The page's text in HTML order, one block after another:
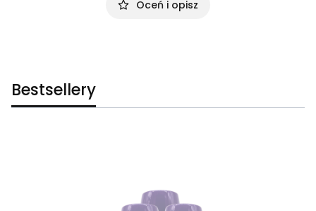
Oceń i opisz
Bestsellery